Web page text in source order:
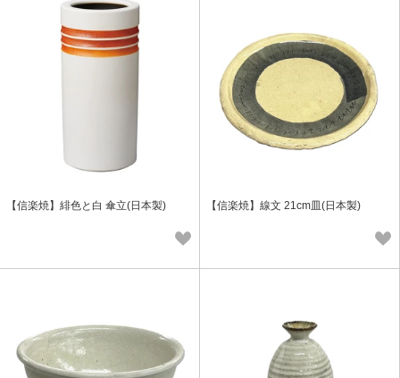
【信楽焼】緋色と白 傘立(日本製) 【信楽焼】線文 21cm皿(日本製)